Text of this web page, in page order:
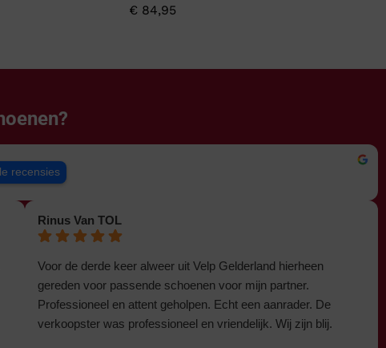
€ 84,95
recensies
Rinus Van TOL
Voor de derde keer alweer uit Velp Gelderland hierheen
gereden voor passende schoenen voor mijn partner.
Professioneel en attent geholpen. Echt een aanrader. De
verkoopster was professioneel en vriendelijk. Wij zijn blij.